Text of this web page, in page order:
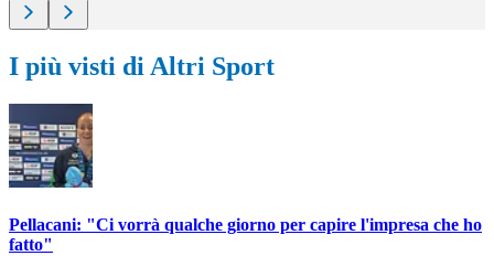
I più visti di Altri Sport
Pellacani: "Ci vorrà qualche giorno per capire l'impresa che ho
fatto"